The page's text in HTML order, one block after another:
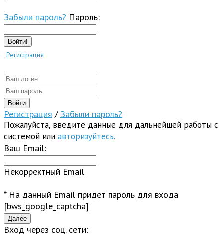
Забыли пароль? Пароль:
Войти!
Регистрация
Регистрация / Забыли пароль?
Пожалуйста, введите данные для дальнейшей работы с
системой или авторизуйтесь.
Ваш Email:
Некорректный Email
* На данный Email придет пароль для входа
[bws_google_captcha]
Вход через соц. сети: